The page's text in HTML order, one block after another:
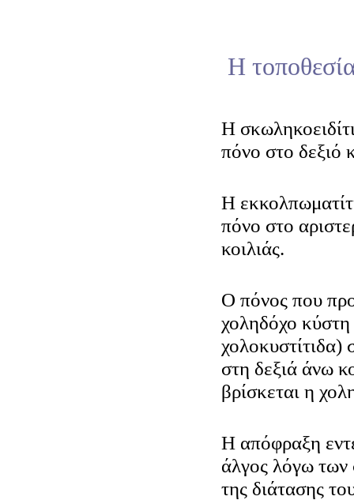
Η
Η
πόνο στο δεξιό
Η
πόνο στο
κοιλιάς.
Ο πόνος που
χοληδόχο
χολοκυστίτιδα)
στη δεξιά άνω
βρίσκεται η
Η απόφραξη
άλγος λόγω
της διάτασης